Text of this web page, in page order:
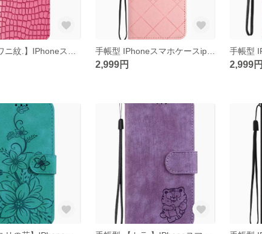
手帳型 IPhoneスマホケースiphone15/14/13/12/11promax
2,999円 2,999円